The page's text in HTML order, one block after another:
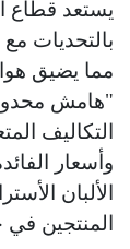
بالتحديات مع
مما يضيق
"هامش محدود
التكاليف
وأسعار
الألبان
المنتجين في